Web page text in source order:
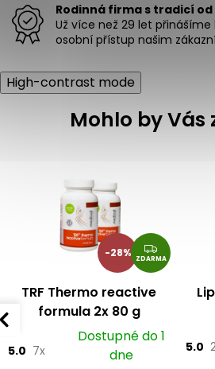
i
s
u
Rodinná firma s tradicí od
Už více než 29 let
osobní přístup našim
High-contrast mode
Mohlo by Vás
-28%
Z
D
A
ZDARMA
TRF Thermo reactive
formula 2x 80 g
5.0 7x
Dostupné do 1
dne
5.0